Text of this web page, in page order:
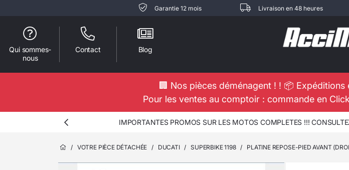
Garantie 12 mois Livraison en 48 heures
Qui sommes-
nous
Contact Blog
🏢 Nos pièces déménagent ! ! 📦
Pour les ventes au comptoir : commande en
IMPORTANTES PROMOS SUR LES MOTOS COMPLETES !!!
/ VOTRE PIÈCE DÉTACHÉE / DUCATI / SUPERBIKE 1198 / PLATINE REPOSE-PIED AVANT